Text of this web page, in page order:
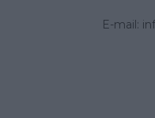
E-mail: